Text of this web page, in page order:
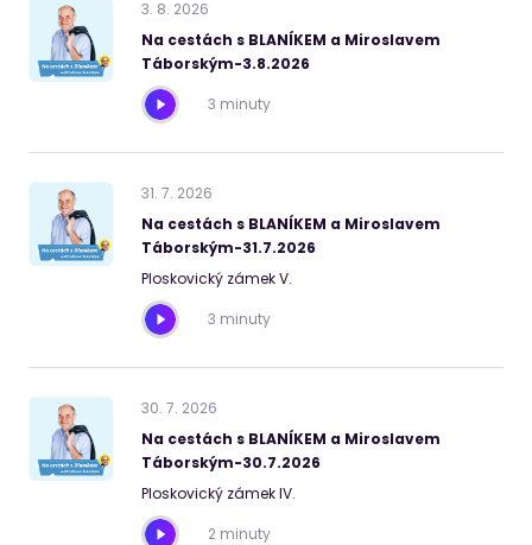
3. 8. 2026
Na cestách s BLANÍKEM a Miroslavem
Táborským-3.8.2026
3 minuty
31. 7. 2026
Na cestách s BLANÍKEM a Miroslavem
Táborským-31.7.2026
Ploskovický zámek V.
3 minuty
30. 7. 2026
Na cestách s BLANÍKEM a Miroslavem
Táborským-30.7.2026
Ploskovický zámek IV.
2 minuty